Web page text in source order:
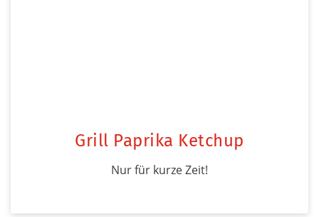
Grill Paprika Ketchup
Nur für kurze Zeit!